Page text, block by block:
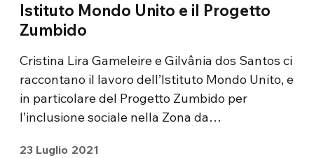
Istituto Mondo Unito e il Progetto
Zumbido
Cristina Lira Gameleire e Gilvânia dos Santos ci
raccontano il lavoro dell’Istituto Mondo Unito, e
in particolare del Progetto Zumbido per
l’inclusione sociale nella Zona da…
23 Luglio 2021